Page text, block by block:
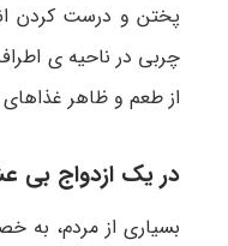
پختن و درست کردن
چربی در ناحیه ی
از طعم و ظاهر
در یک ازدواج بی
بسیاری از مردم، به